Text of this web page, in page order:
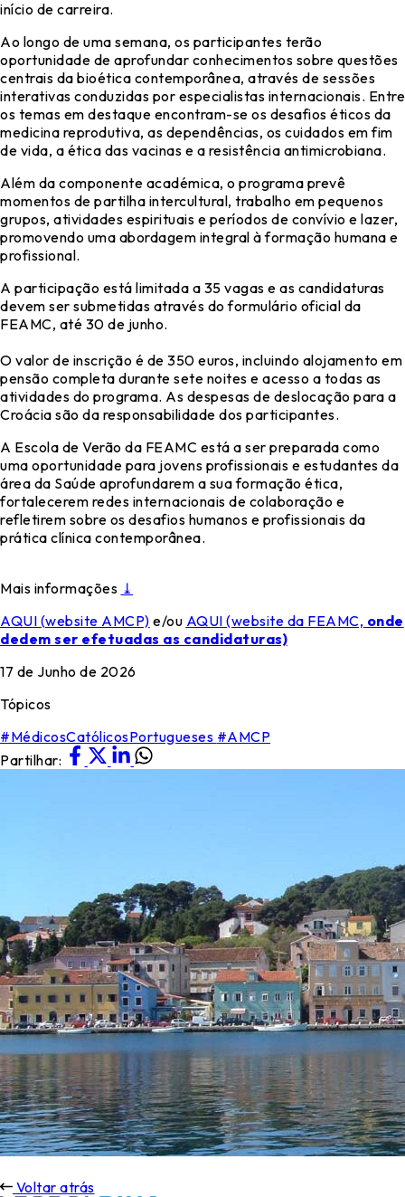
início de carreira.
Ao longo de uma semana, os participantes terão
oportunidade de aprofundar conhecimentos sobre questões
centrais da bioética contemporânea, através de sessões
interativas conduzidas por especialistas internacionais. Entre
os temas em destaque encontram-se os desafios éticos da
medicina reprodutiva, as dependências, os cuidados em fim
de vida, a ética das vacinas e a resistência antimicrobiana.
Além da componente académica, o programa prevê
momentos de partilha intercultural, trabalho em pequenos
grupos, atividades espirituais e períodos de convívio e lazer,
promovendo uma abordagem integral à formação humana e
profissional.
A participação está limitada a 35 vagas e as candidaturas
devem ser submetidas através do formulário oficial da
FEAMC, até 30 de junho.
O valor de inscrição é de 350 euros, incluindo alojamento em
pensão completa durante sete noites e acesso a todas as
atividades do programa. As despesas de deslocação para a
Croácia são da responsabilidade dos participantes.
A Escola de Verão da FEAMC está a ser preparada como
uma oportunidade para jovens profissionais e estudantes da
área da Saúde aprofundarem a sua formação ética,
fortalecerem redes internacionais de colaboração e
refletirem sobre os desafios humanos e profissionais da
prática clínica contemporânea.
Mais informações ⤓
AQUI (website AMCP) e/ou AQUI (website da FEAMC, onde
dedem ser efetuadas as candidaturas)
17 de Junho de 2026
Tópicos
#MédicosCatólicosPortugueses #AMCP
Partilhar:
Voltar atrás